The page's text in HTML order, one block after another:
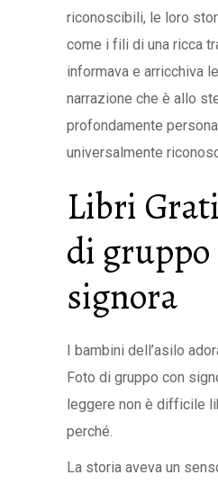
riconoscibili, le loro
come i fili di una ricca
informava e arricchiva
narrazione che è allo
profondamente
universalmente
Libri
di gruppo
signora
I bambini dell’asilo
Foto di gruppo con
leggere non è difficile
perché.
La storia aveva un